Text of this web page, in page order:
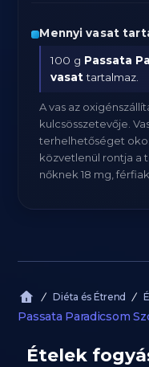
Mennyi vasat
100 g Passata
vasattartalmaz.
A vas az
kulcsösszetevője.
terhelhetőséget
közvetlenül rontja a
nőknek 18 mg,
Diéta és Étrend
Passata Paradicsom
Ételek